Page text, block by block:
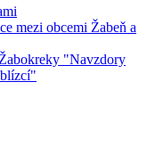
mezi obcemi Žabeň a
"Navzdory